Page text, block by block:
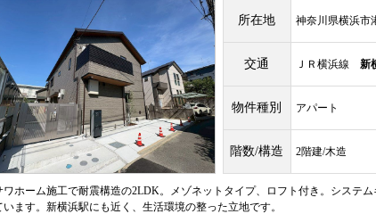
所在地 神奈川県横浜市
交通 ＪＲ横浜線 新
物件種別 アパート
階数/構造 2階建/木造
ワホーム施工で耐震構造の2LDK。メゾネットタイプ、ロフト付き。システ
います。新横浜駅にも近く、生活環境の整った立地です。